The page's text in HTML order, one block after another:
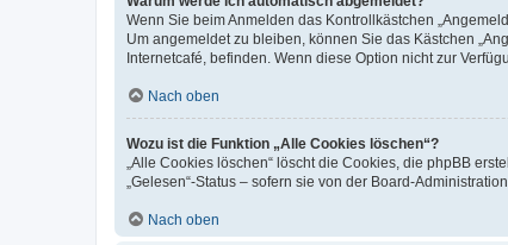
Wenn Sie beim Anmelden das Kontrollkästchen
Um angemeldet zu bleiben, können Sie das Kästchen
Internetcafé, befinden. Wenn diese Option nicht zur
Nach oben
Wozu ist die Funktion „Alle Cookies löschen“?
„Alle Cookies löschen“ löscht die Cookies, die phpBB
„Gelesen“-Status – sofern sie von der Board-
Nach oben